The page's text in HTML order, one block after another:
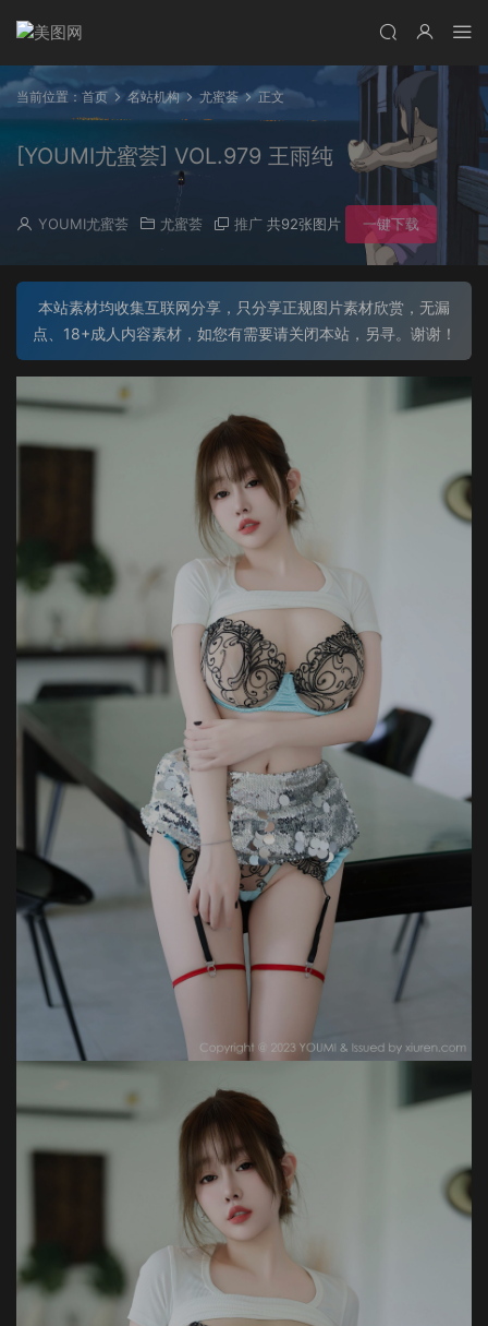
当前位置： 首页 名站机构 尤蜜荟 正文
[YOUMI尤蜜荟] VOL.979 王雨纯
YOUMI尤蜜荟 尤蜜荟 推广 共92张图片 一键下载
本站素材均收集互联网分享，只分享正规图片素材欣赏，无漏
点、18+成人内容素材，如您有需要请关闭本站，另寻。谢谢！